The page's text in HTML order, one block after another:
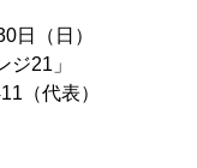
日（日）
ジ21」
（代表）